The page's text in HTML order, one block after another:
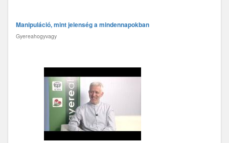
Manipuláció, mint jelenség a mindennapokban
Gyereahogyvagy